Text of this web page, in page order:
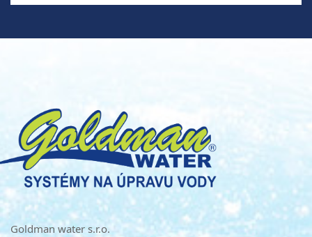
Goldman water s.r.o.